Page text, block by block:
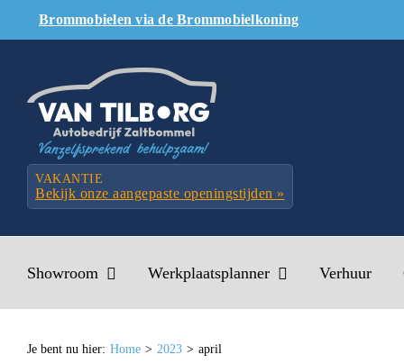
Brommobielen via de Brommobielkoning
VAKANTIE
Bekijk onze aangepaste openingstijden »
Showroom Werkplaatsplanner Verhuur
Je bent nu hier: Home 2023 april